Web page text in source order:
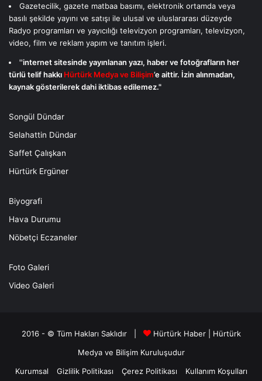
Gazetecilik, gazete matbaa basımı, elektronik ortamda veya
basılı şekilde yayını ve satışı ile ulusal ve uluslararası düzeyde
Radyo programları ve yayıcılığı televizyon programları, televizyon,
video, film ve reklam yapım ve tanıtım işleri.
''internet sitesinde yayınlanan yazı, haber ve fotoğrafların her
türlü telif hakkı Hürtürk Medya ve Bilişim’e aittir. İzin alınmadan,
kaynak gösterilerek dahi iktibas edilemez."
Songül Dündar
Selahattin Dündar
Saffet Çalışkan
Hürtürk Ergüner
Biyografi
Hava Durumu
Nöbetçi Eczaneler
Foto Galeri
Video Galeri
2016 - © Tüm Hakları Saklıdır | Hürtürk Haber
Hürtürk
Medya ve BilişimKuruluşudur
Kurumsal
Gizlilik Politikası Çerez Politikası Kullanım Koşulları